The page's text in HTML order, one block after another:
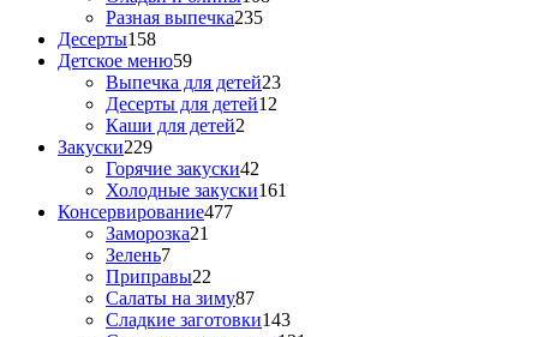
Разная выпечка235
Десерты158
Детское меню59
Выпечка для детей23
Десерты для детей12
Каши для детей2
Закуски229
Горячие закуски42
Холодные закуски161
Консервирование477
Заморозка21
Зелень7
Приправы22
Салаты на зиму87
Сладкие заготовки143